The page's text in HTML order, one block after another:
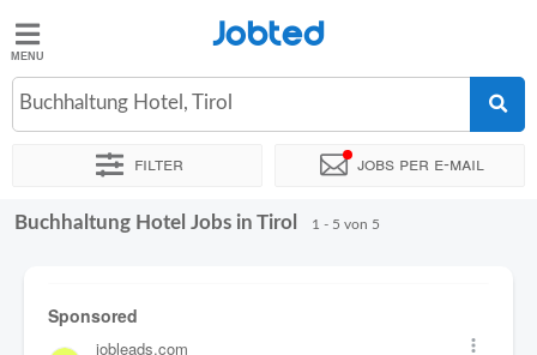
Jobted
Jobs
Jobted
Buchhaltung Hotel, Tirol
Filter Jobs per e-mail
Sortieren nach Unternehmen Zeitintensität
Buchhaltung Hotel Jobs in Tirol 1 - 5 von 5